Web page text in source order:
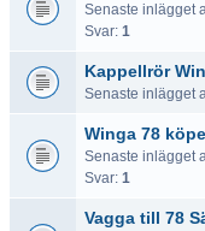
Senaste inlägget
Svar: 1
Kappellrör
Senaste inlägget
Winga 78
Senaste inlägget
Svar: 1
Vagga till 78